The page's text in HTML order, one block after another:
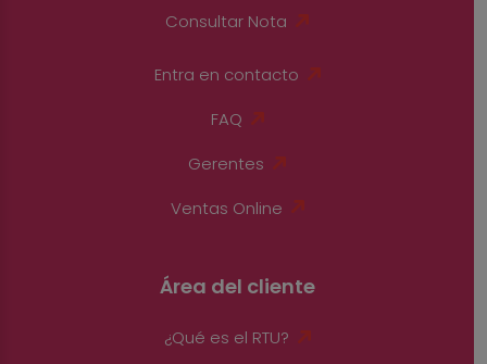
Consultar Nota
Entra en contacto
FAQ
Gerentes
Ventas Online
Área del cliente
¿Qué es el RTU?